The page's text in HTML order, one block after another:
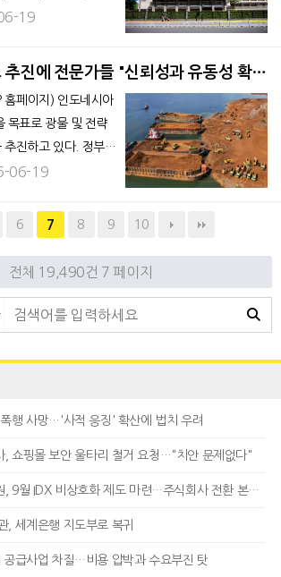
상했다. 중앙은행은
서 5.75%로 25bp 인
19
추진에 전문가들 "신뢰성과 유동성 확보
홈페이지) 인도네시아
목표로 광물 및 전략
추진하고 있다. 정부는
시장에서 가격 결정
, 전문가들은 충분한
보가 선행돼야 한다고
지난 6
06-19
6 7 8 9 10
전체 19,490건 7 페이지
행 사망…'사적 응징' 확산에 법치 우려
, 쇼핑몰 보안 울타리 철거 요청…"치안 문제없다"
9월 IDX 비상호화 제도 마련…주식회사 전환 본격화
, 세계은행 지도부로 복귀
공급사업 차질…비용 압박과 수요부진 탓